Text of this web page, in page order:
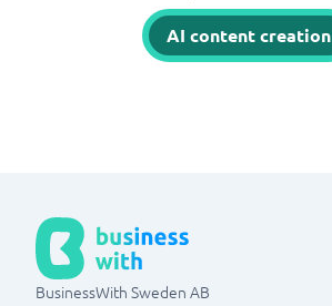
AI content creation
BusinessWith Sweden AB